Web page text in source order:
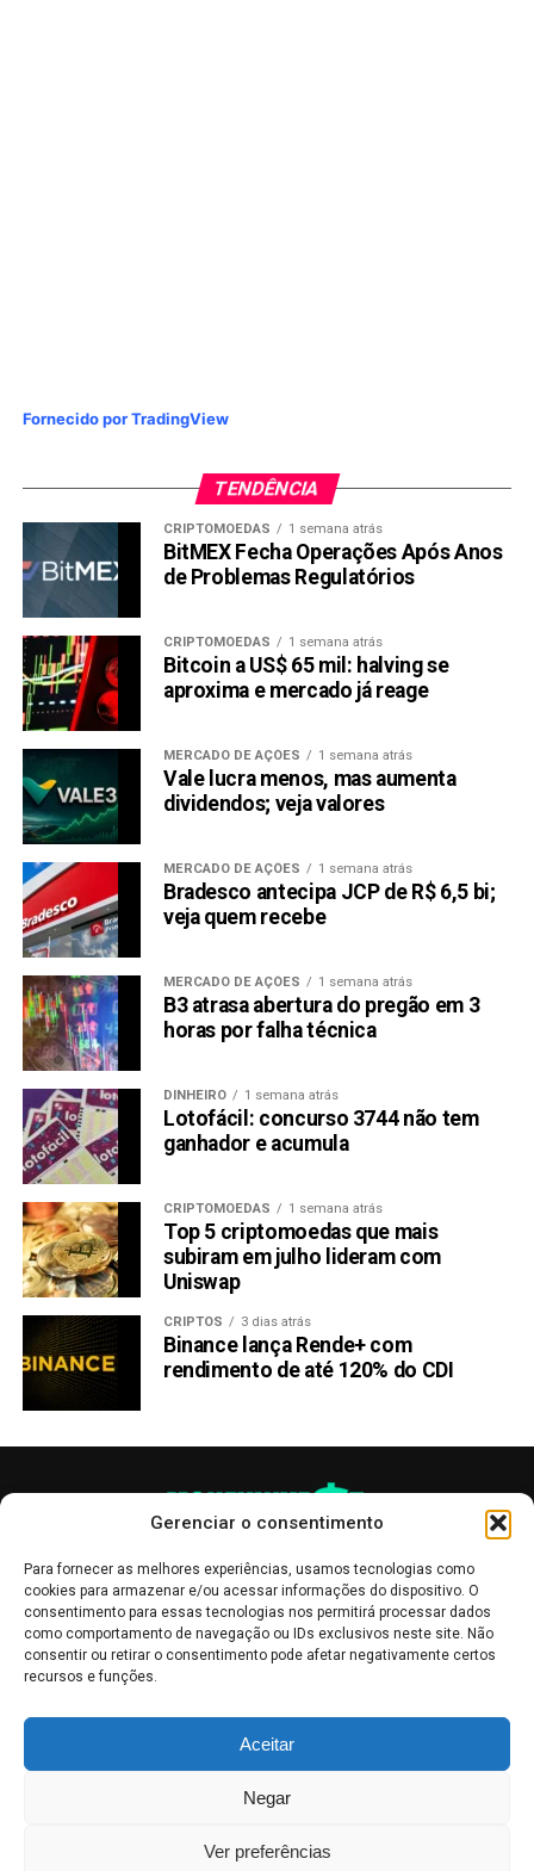
Gerenciar o consentimento
Para fornecer as melhores experiências, usamos tecnologias como
cookies para armazenar e/ou acessar informações do dispositivo. O
consentimento para essas tecnologias nos permitirá processar dados
como comportamento de navegação ou IDs exclusivos neste site. Não
consentir ou retirar o consentimento pode afetar negativamente certos
recursos e funções.
Aceitar
Negar
Ver preferências
Fornecido por TradingView
TENDÊNCIA
CRIPTOMOEDAS 1 semana atrás
BitMEX Fecha Operações Após Anos
de Problemas Regulatórios
CRIPTOMOEDAS 1 semana atrás
Bitcoin a US$ 65 mil: halving se
aproxima e mercado já reage
MERCADO DE AÇÕES 1 semana atrás
Vale lucra menos, mas aumenta
dividendos; veja valores
MERCADO DE AÇÕES 1 semana atrás
Bradesco antecipa JCP de R$ 6,5 bi;
veja quem recebe
MERCADO DE AÇÕES 1 semana atrás
B3 atrasa abertura do pregão em 3
horas por falha técnica
DINHEIRO 1 semana atrás
Lotofácil: concurso 3744 não tem
ganhador e acumula
CRIPTOMOEDAS 1 semana atrás
Top 5 criptomoedas que mais
subiram em julho lideram com
Uniswap
CRIPTOS 3 dias atrás
Binance lança Rende+ com
rendimento de até 120% do CDI
informativo, servindo como boletins de divulgação, e não devem ser
interpretadas como recomendações de investimento.Leia mais
Bolsa de Valores